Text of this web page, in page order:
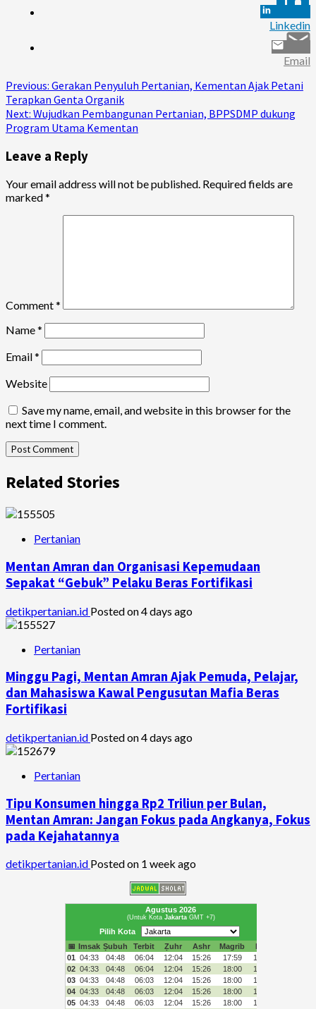
Linkedin
Email
Continue
Reading
Previous: Gerakan Penyuluh Pertanian, Kementan Ajak Petani
Terapkan Genta Organik
Next: Wujudkan Pembangunan Pertanian, BPPSDMP dukung
Program Utama Kementan
Leave a Reply
Your email address will not be published. Required fields are
marked*
Comment*
Name*
Email*
Website
Save my name, email, and website in this browser for the
next time I comment.
Related Stories
Pertanian
Mentan Amran dan Organisasi Kepemudaan
Sepakat “Gebuk” Pelaku Beras Fortifikasi
detikpertanian.id Posted on 4 days ago
Pertanian
Minggu Pagi, Mentan Amran Ajak Pemuda, Pelajar,
dan Mahasiswa Kawal Pengusutan Mafia Beras
Fortifikasi
detikpertanian.id Posted on 4 days ago
Pertanian
Tipu Konsumen hingga Rp2 Triliun per Bulan,
Mentan Amran: Jangan Fokus pada Angkanya, Fokus
pada Kejahatannya
detikpertanian.id Posted on 1 week ago